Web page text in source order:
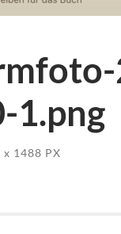
1.png
x 1488 PX